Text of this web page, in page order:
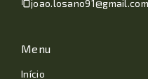
joao.losano91@gmail.com
Menu
Início